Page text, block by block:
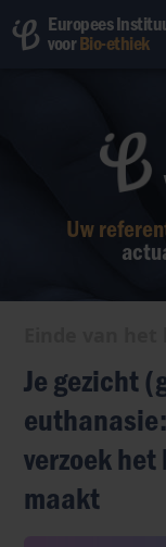
Uw
Europees
voorBio-ethiek
Je gezicht
verzoek
maakt